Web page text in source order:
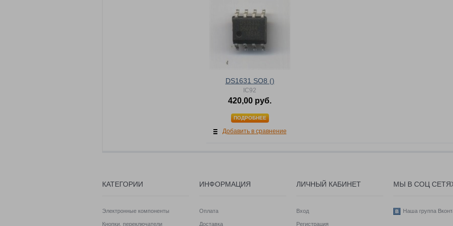
DS1631 SO8 ()
IC92
420,00 руб.
ПОДРОБНЕЕ
Добавить в сравнение
КАТЕГОРИИ
Электронные компоненты
Кнопки, переключатели
ИНФОРМАЦИЯ
Оплата
Доставка
ЛИЧНЫЙ КАБИНЕТ
Вход
Регистрация
МЫ В СОЦ
Наша группа